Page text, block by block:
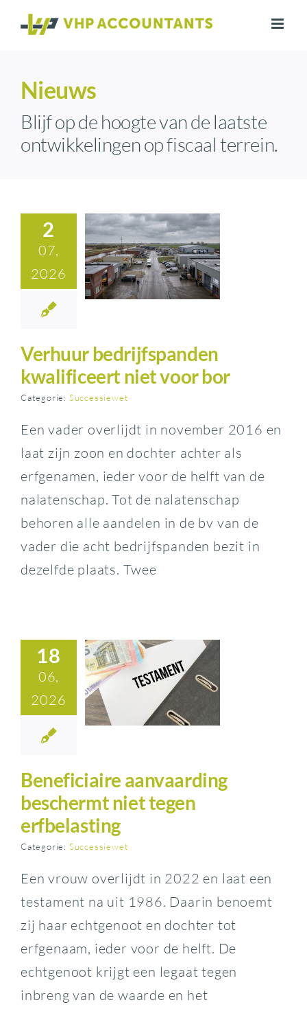
naar
Nieuws
Blijf op de hoogte van de laatste
ontwikkelingen op fiscaal terrein.
2
07,
2026
Verhuur bedrijfspanden
kwalificeert niet voor bor
Categorie: Successiewet
Een vader overlijdt in november 2016 en
laat zijn zoon en dochter achter als
erfgenamen, ieder voor de helft van de
nalatenschap. Tot de nalatenschap
behoren alle aandelen in de bv van de
vader die acht bedrijfspanden bezit in
dezelfde plaats. Twee
18
06,
2026
Beneficiaire aanvaarding
beschermt niet tegen
erfbelasting
Categorie: Successiewet
Een vrouw overlijdt in 2022 en laat een
testament na uit 1986. Daarin benoemt
zij haar echtgenoot en dochter tot
erfgenaam, ieder voor de helft. De
echtgenoot krijgt een legaat tegen
inbreng van de waarde en het